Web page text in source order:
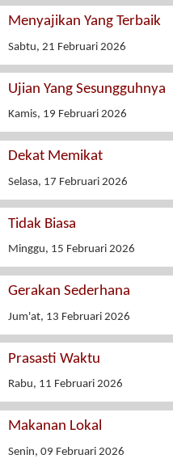
Menyajikan Yang Terbaik
Sabtu, 21 Februari 2026
Ujian Yang Sesungguhnya
Kamis, 19 Februari 2026
Dekat Memikat
Selasa, 17 Februari 2026
Tidak Biasa
Minggu, 15 Februari 2026
Gerakan Sederhana
Jum'at, 13 Februari 2026
Prasasti Waktu
Rabu, 11 Februari 2026
Makanan Lokal
Senin, 09 Februari 2026